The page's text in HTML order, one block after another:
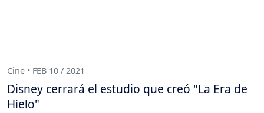
Cine • FEB 10 / 2021
Disney cerrará el estudio que creó "La Era de
Hielo"